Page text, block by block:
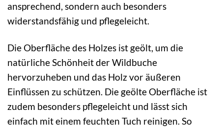
ansprechend, sondern auch besonders
widerstandsfähig und pflegeleicht.
Die Oberfläche des Holzes ist geölt, um die
natürliche Schönheit der Wildbuche
hervorzuheben und das Holz vor äußeren
Einflüssen zu schützen. Die geölte Oberfläche ist
zudem besonders pflegeleicht und lässt sich
einfach mit einem feuchten Tuch reinigen. So